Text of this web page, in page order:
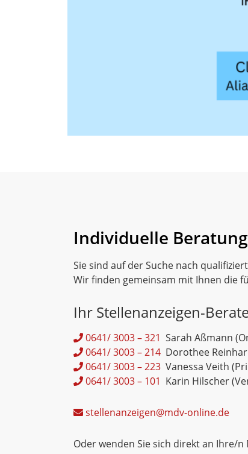
Individuelle Beratung
Sie sind auf der Suche nach
Wir finden gemeinsam mit Ihnen die
Ihr Stellenanzeigen-
0641/ 3003 – 321 Sarah Aßmann
0641/ 3003 – 214 Dorothee
0641/ 3003 – 223 Vanessa Veith
0641/ 3003 – 101 Karin Hilscher
stellenanzeigen@mdv-online.de
Oder wenden Sie sich direkt an Ihre/